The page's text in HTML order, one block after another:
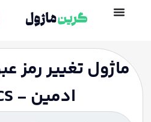
ماژول تغییر رمز
ادمین - WHMCS